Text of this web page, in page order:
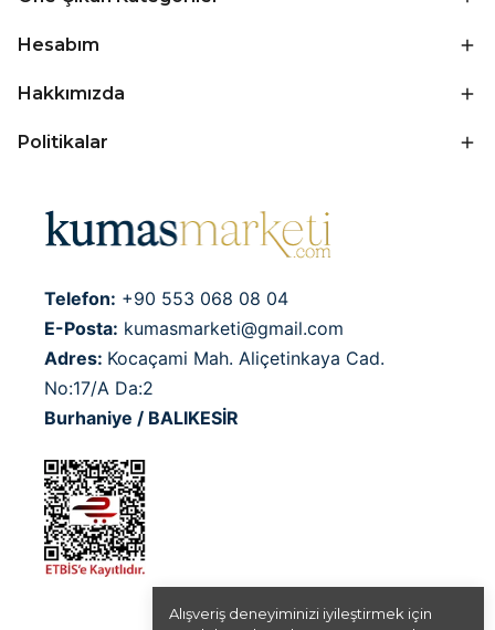
Alışveriş deneyiminizi iyileştirmek için
Hesabım
Hakkımızda
Politikalar
Telefon: +90 553 068 08 04
E-Posta: kumasmarketi@gmail.com
Adres: Kocaçami Mah. Aliçetinkaya Cad.
No:17/A Da:2
Burhaniye / BALIKESİR